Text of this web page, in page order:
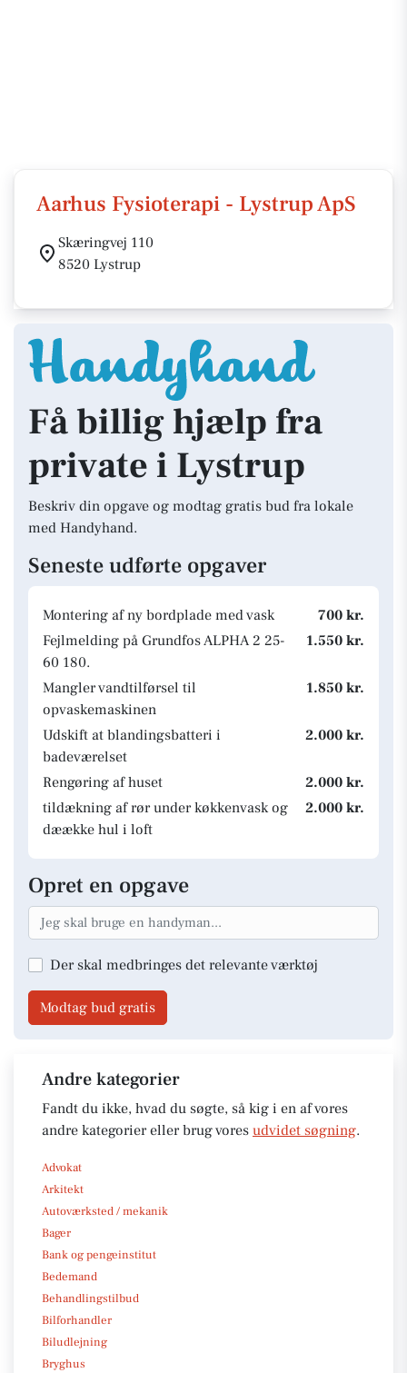
Aarhus Fysioterapi - Lystrup ApS
Skæringvej 110
8520 Lystrup
Få billig hjælp fra
private i Lystrup
Beskriv din opgave og modtag gratis bud fra lokale
med Handyhand.
Seneste udførte opgaver
Montering af ny bordplade med vask
700 kr.
Fejlmelding på Grundfos ALPHA 2 25-
60 180.
1.550 kr.
Mangler vandtilførsel til
opvaskemaskinen
1.850 kr.
Udskift at blandingsbatteri i
badeværelset
2.000 kr.
Rengøring af huset
2.000 kr.
tildækning af rør under køkkenvask og
dæække hul i loft
2.000 kr.
Opret en opgave
Der skal medbringes det relevante værktøj
Modtag bud gratis
Andre kategorier
Fandt du ikke, hvad du søgte, så kig i en af vores
andre kategorier eller brug vores udvidet søgning.
Advokat
Arkitekt
Autoværksted / mekanik
Bager
Bank og pengeinstitut
Bedemand
Behandlingstilbud
Bilforhandler
Biludlejning
Bryghus